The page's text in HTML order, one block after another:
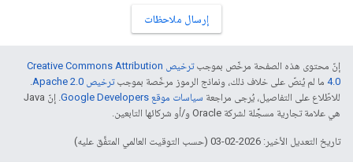
إرسال ملاحظات
إنّ محتوى هذه الصفحة مرخّص بموجب
ترخيص Creative Commons Attribution
4.0‏ ما لم يُنصّ على خلاف ذلك، ونماذج الرموز مرخّصة بموجبترخيص Apache 2.0‏
.
للاطّلاع على التفاصيل، يُرجى مراجعة سياسات موقع Google Developers‏
. إنّ Java
هي علامة تجارية مسجَّلة لشركة Oracle و/أو شركائها التابعين.
تاريخ التعديل الأخير: 2026-02-03 (حسب التوقيت العالمي المتفَّق عليه)